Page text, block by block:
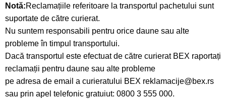
Notă:Reclamațiile referitoare la transportul pachetului sunt
suportate de către curierat.
Nu suntem responsabili pentru orice daune sau alte
probleme în timpul transportului.
Dacă transportul este efectuat de către curierat BEX raportați
reclamații pentru daune sau alte probleme
pe adresa de email a curieratului BEX reklamacije@bex.rs
sau prin apel telefonic gratuiut: 0800 3 555 000.